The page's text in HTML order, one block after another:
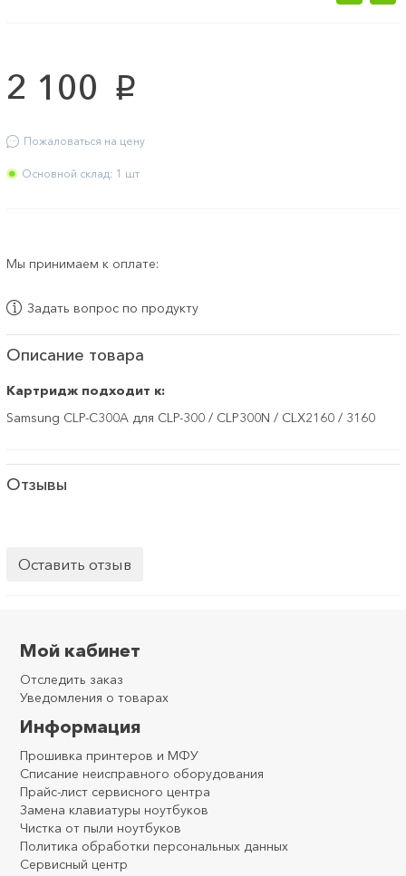
2 100 p
Пожаловаться на цену
Основной склад: 1 шт
Мы принимаем к оплате:
Задать вопрос по продукту
Описание товара
Картридж подходит к:
Samsung CLP-C300A для CLP-300 / CLP300N / CLX2160 / 3160
Отзывы
Оставить отзыв
Мой кабинет
Отследить заказ
Уведомления о товарах
Информация
Прошивка принтеров и МФУ
Списание неисправного оборудования
Прайс-лист сервисного центра
Замена клавиатуры ноутбуков
Чистка от пыли ноутбуков
Политика обработки персональных данных
Сервисный центр